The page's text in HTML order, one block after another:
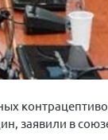
заявили в